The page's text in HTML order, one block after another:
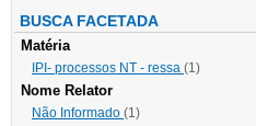
BUSCA FACETADA
Matéria
IPI- processos NT - ressa (1)
Nome Relator
Não Informado (1)